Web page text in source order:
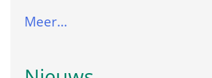
Meer…